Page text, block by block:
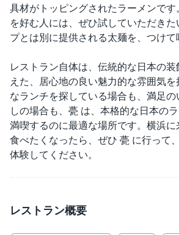
具材がトッピングされたラーメンで
を好む人には、ぜひ試していただき
プとは別に提供される太麺を、つけて
レストラン自体は、伝統的な日本の
えた、居心地の良い魅力的な雰囲気
なランチを探している場合も、満足
しの場合も、甍 は、本格的な日本の
満喫するのに最適な場所です。横浜
食べたくなったら、ぜひ 甍 に行って
体験してください。
レストラン概要